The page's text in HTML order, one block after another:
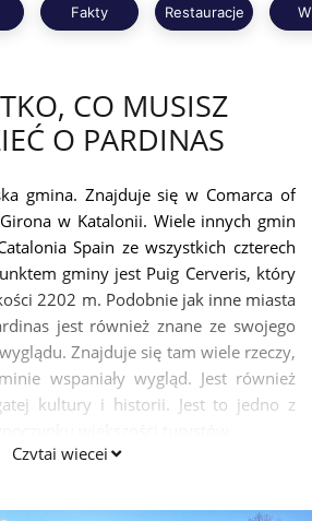
Fakty Restauracje
CO MUSISZ
O PARDINAS
gmina. Znajduje się w Comarca of
w Katalonii. Wiele innych gmin
Spain ze wszystkich czterech
gminy jest Puig Cerveris, który
2202 m. Podobnie jak inne miasta
jest również znane ze swojego
Znajduje się tam wiele rzeczy,
wspaniały wygląd. Jest również
kultury i historii. Jest to jedno z
Czytaj więcej